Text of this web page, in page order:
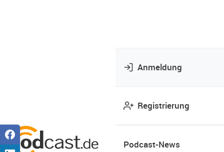
Anmeldung
Registrierung
Podcast-News